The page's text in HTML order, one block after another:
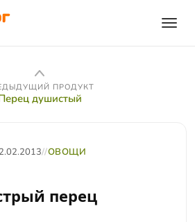
ПРОДУКТ
душистый
//ОВОЩИ
перец